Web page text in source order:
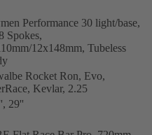
Performance 30 light/base,
Spokes,
12x148mm, Tubeless
Rocket Ron, Evo,
Kevlar, 2.25
29''